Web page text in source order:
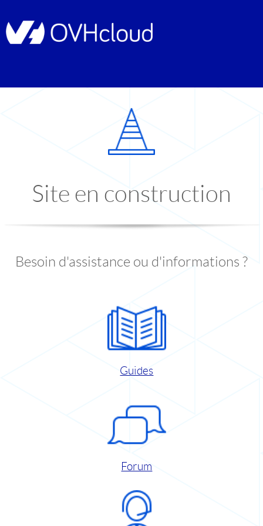
Site en construction
Besoin d'assistance ou d'informations ?
Guides
Forum